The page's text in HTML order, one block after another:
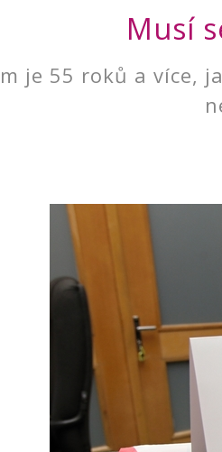
Musí
je 55 roků a více,